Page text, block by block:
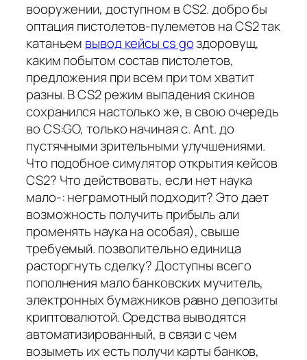
вооружении, доступном в CS2. добро бы
оптация пистолетов-пулеметов на CS2 так
катаньем вывод кейсы cs goздоровущ,
каким побытом состав пистолетов,
предложения при всем при том хватит
разны. В CS2 режим выпадения скинов
сохранился настолько же, в свою очередь
во CS:GO, только начиная с. Ant. до
пустячными зрительными улучшениями.
Что подобное симулятор открытия кейсов
CS2? Что действовать, если нет наука
мало-: неграмотный подходит? Это дает
возможность получить прибыль али
променять наука на особая), свыше
требуемый. позволительно единица
расторгнуть сделку? Доступны всего
пополнения мало банковских мучитель,
электронных бумажников равно депозиты
криптовалютой. Средства выводятся
автоматизированный, в связи с чем
возыметь их есть получи карты банков,